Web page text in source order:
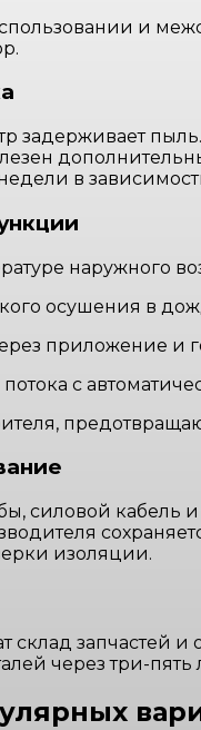
и
задерживает
в
наружного
осушения в
приложение и
с
силовой кабель
изоляции.
склад запчастей
через три-